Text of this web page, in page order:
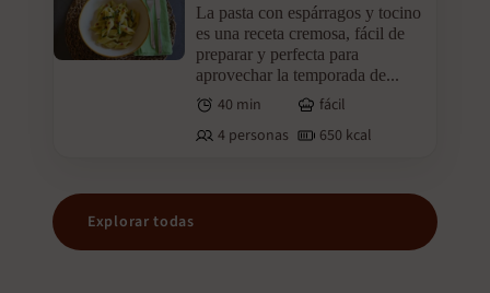
La pasta con espárragos y tocino
es una receta cremosa, fácil de
preparar y perfecta para
aprovechar la temporada de...
40 min
fácil
4 personas
650 kcal
Explorar todas